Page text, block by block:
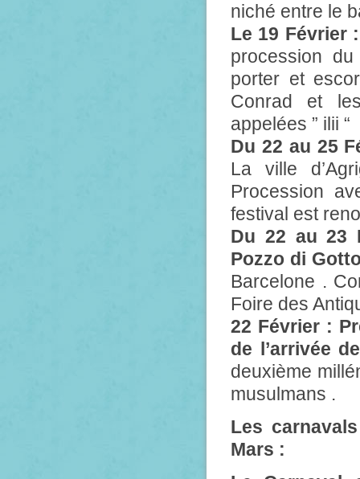
niché entre le
Le 19 Février
procession
porter et
Conrad et
appelées ” ilii “
Du 22 au 25
La ville
Procession
festival est
Du 22 au 23
Pozzo di
Barcelone .
Foire des
22 Février :
de l’arrivée
deuxième
musulmans .
Les
Mars :